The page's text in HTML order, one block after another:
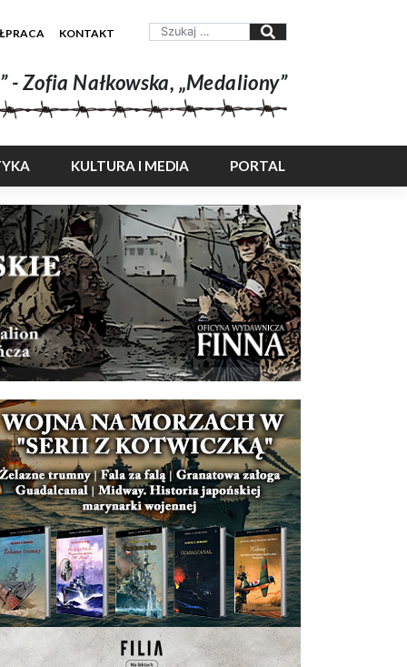
KONTAKT
Zofia Nałkowska, „Medaliony”
KULTURA I MEDIA PORTAL